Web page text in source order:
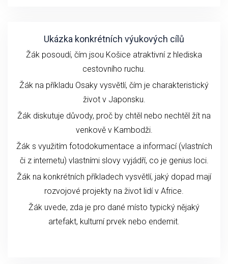
Ukázka konkrétních výukových cílů
Žák posoudí, čím jsou Košice atraktivní z hlediska
cestovního ruchu.
Žák na příkladu Osaky vysvětlí, čím je charakteristický
život v Japonsku.
Žák diskutuje důvody, proč by chtěl nebo nechtěl žít na
venkově v Kambodži.
Žák s využitím fotodokumentace a informací (vlastních
či z internetu) vlastními slovy vyjádří, co je genius loci.
Žák na konkrétních příkladech vysvětlí, jaký dopad mají
rozvojové projekty na život lidí v Africe.
Žák uvede, zda je pro dané místo typický nějaký
artefakt, kulturní prvek nebo endemit.